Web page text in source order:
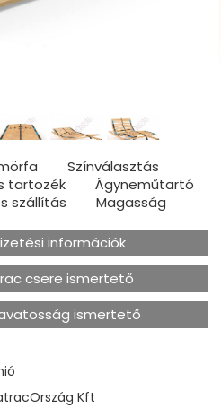
Színválasztás
tartozék
Ágyneműtartó
szállítás
Magasság
információk
csere ismertető
ismertető
Kft